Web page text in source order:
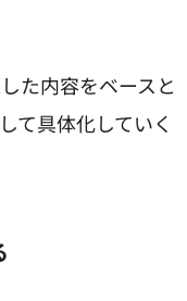
た内容をベースと
て具体化していく